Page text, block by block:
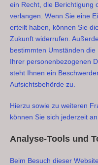
ein Recht, die Berichtigung
verlangen. Wenn Sie eine
erteilt haben, können Sie
Zukunft widerrufen.
bestimmten Umständen
Ihrer personenbezogenen
steht Ihnen ein
Aufsichtsbehörde zu.
Hierzu sowie zu weiteren
können Sie sich jederzeit
Analyse-Tools und
Beim Besuch dieser